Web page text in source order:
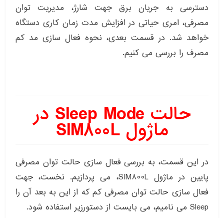
دسترسی به جریان برق جهت شارژ، مدیریت توان
مصرفی، امری حیاتی در افزایش مدت زمان کاری دستگاه
خواهد شد. در قسمت بعدی، نحوه فعال سازی مد کم
مصرف را بررسی می کنیم.
حالت Sleep Mode در
ماژول SIM800L
در این قسمت، به بررسی فعال سازی حالت توان مصرفی
پایین در ماژول SIM800L، می پردازیم. نخست، جهت
فعال سازی حالت توان مصرفی کم که از این به بعد آن را
Sleep می نامیم، می بایست از دستورزیر استفاده شود.